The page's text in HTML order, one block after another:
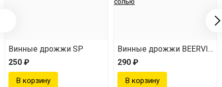
Universal
Винные дрожжи SP
250 ₽
Винные дрожжи
290 ₽